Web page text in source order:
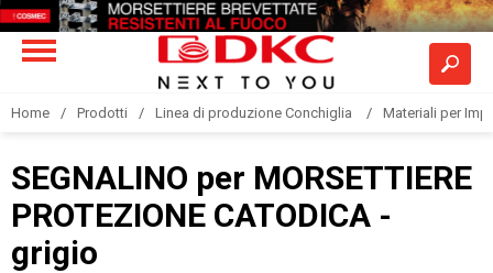
Home Prodotti Linea di produzione Conchiglia Materiali per
SEGNALINO per MORSETTIERE
PROTEZIONE CATODICA -
grigio